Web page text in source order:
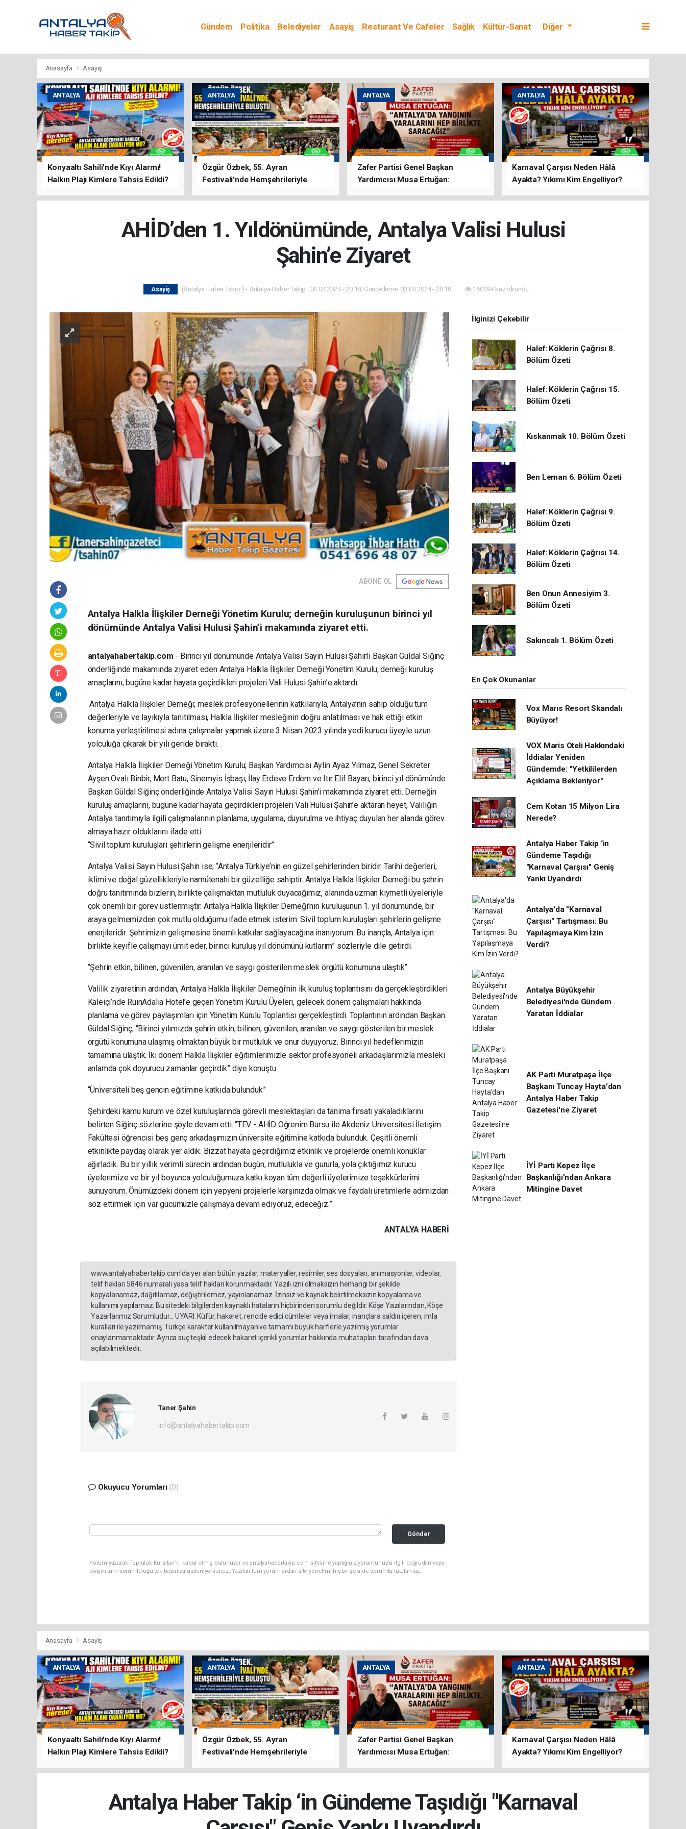
Gündem Politika Belediyeler Asayiş Resturant Ve Cafeler Sağlık
Kültür-Sanat
Diğer
Anasayfa Asayiş
ANTALYA
Konyaaltı Sahili'nde Kıyı Alarmı!
Halkın Plajı Kimlere Tahsis Edildi?
ANTALYA
Özgür Özbek, 55. Ayran
Festivali'nde Hemşehrileriyle
ANTALYA
Zafer Partisi Genel Başkan
Yardımcısı Musa Ertuğan:
ANTALYA
Karnaval Çarşısı Neden Hâlâ
Ayakta? Yıkımı Kim Engelliyor?
AHİD’den 1. Yıldönümünde, Antalya Valisi Hulusi
Şahin’e Ziyaret
Asayiş (Antalya Haber Takip ) - Antalya Haber Takip | 03.04.2024 - 20:18, Güncelleme: 03.04.2024 - 20:18 16049+ kez okundu.
ABONE OL
Antalya Halkla İlişkiler Derneği Yönetim Kurulu; derneğin kuruluşunun birinci yıl
dönümünde Antalya Valisi Hulusi Şahin’i makamında ziyaret etti.
antalyahabertakip.com - Birinci yıl dönümünde Antalya Valisi Sayın Hulusi Şahin’i Başkan Güldal Siğinç
önderliğinde makamında ziyaret eden Antalya Halkla İlişkiler Derneği Yönetim Kurulu, derneği kuruluş
amaçlarını, bugüne kadar hayata geçirdikleri projeleri Vali Hulusi Şahin’e aktardı.
Antalya Halkla İlişkiler Derneği; meslek profesyonellerinin katkılarıyla, Antalya’nın sahip olduğu tüm
değerleriyle ve layıkıyla tanıtılması, Halkla İlişkiler mesleğinin doğru anlatılması ve hak ettiği etkin
konuma yerleştirilmesi adına çalışmalar yapmak üzere 3 Nisan 2023 yılında yedi kurucu üyeyle uzun
yolculuğa çıkarak bir yılı geride bıraktı.
Antalya Halkla İlişkiler Derneği Yönetim Kurulu; Başkan Yardımcısı Aylin Ayaz Yılmaz, Genel Sekreter
Ayşen Ovalı Binbir, Mert Batu, Sinemyis İşbaşı, İlay Erdeve Erdem ve Itır Elif Bayarı, birinci yıl dönümünde
Başkan Güldal Siğinç önderliğinde Antalya Valisi Sayın Hulusi Şahin’i makamında ziyaret etti. Derneğin
kuruluş amaçlarını, bugüne kadar hayata geçirdikleri projeleri Vali Hulusi Şahin’e aktaran heyet, Valiliğin
Antalya tanıtımıyla ilgili çalışmalarının planlama, uygulama, duyurulma ve ihtiyaç duyulan her alanda görev
almaya hazır olduklarını ifade etti.
“Sivil toplum kuruluşları şehirlerin gelişme enerjileridir”
Antalya Valisi Sayın Hulusi Şahin ise; “Antalya Türkiye’nin en güzel şehirlerinden biridir. Tarihi değerleri,
iklimi ve doğal güzellikleriyle namütenahi bir güzelliğe sahiptir. Antalya Halkla İlişkiler Derneği bu şehrin
doğru tanıtımında bizlerin, birlikte çalışmaktan mutluluk duyacağımız, alanında uzman kıymetli üyeleriyle
çok önemli bir görev üstlenmiştir. Antalya Halkla İlişkiler Derneği’nin kuruluşunun 1. yıl dönümünde, bir
araya gelmemizden çok mutlu olduğumu ifade etmek isterim. Sivil toplum kuruluşları şehirlerin gelişme
enerjileridir. Şehrimizin gelişmesine önemli katkılar sağlayacağına inanıyorum. Bu inançla, Antalya için
birlikte keyifle çalışmayı ümit eder, birinci kuruluş yıl dönümünü kutlarım” sözleriyle dile getirdi.
“Şehrin etkin, bilinen, güvenilen, aranılan ve saygı gösterilen meslek örgütü konumuna ulaştık”
Valilik ziyaretinin ardından, Antalya Halkla İlişkiler Derneği’nin ilk kuruluş toplantısını da gerçekleştirdikleri
Kaleiçi’nde RuinAdalia Hotel’e geçen Yönetim Kurulu Üyeleri, gelecek dönem çalışmaları hakkında
planlama ve görev paylaşımları için Yönetim Kurulu Toplantısı gerçekleştirdi. Toplantının ardından Başkan
Güldal Siğinç; “Birinci yılımızda şehrin etkin, bilinen, güvenilen, aranılan ve saygı gösterilen bir meslek
örgütü konumuna ulaşmış olmaktan büyük bir mutluluk ve onur duyuyoruz. Birinci yıl hedeflerimizin
tamamına ulaştık. İki dönem Halkla İlişkiler eğitimlerimizle sektör profesyoneli arkadaşlarımızla mesleki
anlamda çok doyurucu zamanlar geçirdik” diye konuştu.
“Üniversiteli beş gencin eğitimine katkıda bulunduk”
Şehirdeki kamu kurum ve özel kuruluşlarında görevli meslektaşları da tanıma fırsatı yakaladıklarını
belirten Siğinç sözlerine şöyle devam etti: “TEV - AHİD Öğrenim Bursu ile Akdeniz Üniversitesi İletişim
Fakültesi öğrencisi beş genç arkadaşımızın üniversite eğitimine katkıda bulunduk. Çeşitli önemli
etkinlikte paydaş olarak yer aldık. Bizzat hayata geçirdiğimiz etkinlik ve projelerde önemli konuklar
ağırladık. Bu bir yıllık verimli sürecin ardından bugün, mutlulukla ve gururla, yola çıktığımız kurucu
üyelerimize ve bir yıl boyunca yolculuğumuza katkı koyan tüm değerli üyelerimize teşekkürlerimi
sunuyorum. Önümüzdeki dönem için yepyeni projelerle karşınızda olmak ve faydalı üretimlerle adımızdan
söz ettirmek için var gücümüzle çalışmaya devam ediyoruz, edeceğiz.”
ANTALYA HABERİ
www.antalyahabertakip.com'da yer alan bütün yazılar, materyaller, resimler, ses dosyaları, animasyonlar, videolar,
telif hakları 5846 numaralı yasa telif hakları korunmaktadır. Yazılı izni olmaksızın herhangi bir şekilde
kopyalanamaz, dağıtılamaz, değiştirilemez, yayınlanamaz. İzinsiz ve kaynak belirtilmeksizin kopyalama ve
kullanımı yapılamaz. Bu sitedeki bilgilerden kaynaklı hataların hiçbirinden sorumlu değildir. Köşe Yazılarından, Köşe
Yazarlarımız Sorumludur... UYARI: Küfür, hakaret, rencide edici cümleler veya imalar, inançlara saldırı içeren, imla
kuralları ile yazılmamış, Türkçe karakter kullanılmayan ve tamamı büyük harflerle yazılmış yorumlar
onaylanmamaktadır. Ayrıca suç teşkil edecek hakaret içerikli yorumlar hakkında muhatapları tarafından dava
açılabilmektedir.
Taner Şahin
info@antalyahabertakip.com
Okuyucu Yorumları (0)
Gönder
Yorum yazarak Topluluk Kuralları’nı kabul etmiş bulunuyor ve antalyahabertakip.com sitesine yaptığınız yorumunuzla ilgili doğrudan veya
dolaylı tüm sorumluluğu tek başınıza üstleniyorsunuz. Yazılan tüm yorumlardan site yönetimi hiçbir şekilde sorumlu tutulamaz.
İlginizi Çekebilir
Halef: Köklerin Çağrısı 8.
Bölüm Özeti
Halef: Köklerin Çağrısı 15.
Bölüm Özeti
Kıskanmak 10. Bölüm Özeti
Ben Leman 6. Bölüm Özeti
Halef: Köklerin Çağrısı 9.
Bölüm Özeti
Halef: Köklerin Çağrısı 14.
Bölüm Özeti
Ben Onun Annesiyim 3.
Bölüm Özeti
Sakıncalı 1. Bölüm Özeti
En Çok Okunanlar
Vox Marıs Resort Skandalı
Büyüyor!
VOX Maris Oteli Hakkındaki
İddialar Yeniden
Gündemde: "Yetkililerden
Açıklama Bekleniyor"
Cem Kotan 15 Milyon Lira
Nerede?
Antalya Haber Takip ‘in
Gündeme Taşıdığı
"Karnaval Çarşısı" Geniş
Yankı Uyandırdı
Antalya'da "Karnaval
Çarşısı" Tartışması: Bu
Yapılaşmaya Kim İzin
Verdi?
Antalya Büyükşehir
Belediyesi'nde Gündem
Yaratan İddialar
AK Parti Muratpaşa İlçe
Başkanı Tuncay Hayta'dan
Antalya Haber Takip
Gazetesi'ne Ziyaret
İYİ Parti Kepez İlçe
Başkanlığı’ndan Ankara
Mitingine Davet
Anasayfa Asayiş
ANTALYA
Konyaaltı Sahili'nde Kıyı Alarmı!
Halkın Plajı Kimlere Tahsis Edildi?
ANTALYA
Özgür Özbek, 55. Ayran
Festivali'nde Hemşehrileriyle
ANTALYA
Zafer Partisi Genel Başkan
Yardımcısı Musa Ertuğan:
ANTALYA
Karnaval Çarşısı Neden Hâlâ
Ayakta? Yıkımı Kim Engelliyor?
Antalya Haber Takip ‘in Gündeme Taşıdığı "Karnaval